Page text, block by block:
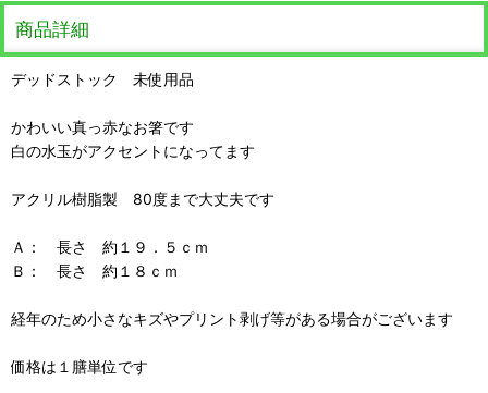
商品詳細
デッドストック 未使用品
かわいい真っ赤なお箸です
白の水玉がアクセントになってます
アクリル樹脂製 80度まで大丈夫です
Ａ： 長さ 約１９．５ｃｍ
Ｂ： 長さ 約１８ｃｍ
経年のため小さなキズやプリント剥げ等がある場合がございます
価格は１膳単位です